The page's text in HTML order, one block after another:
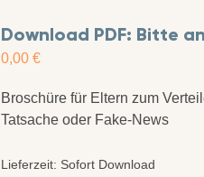
Download PDF: Bitte
0,00 €
Broschüre für Eltern zum
Tatsache oder Fake-News
Lieferzeit: Sofort Download